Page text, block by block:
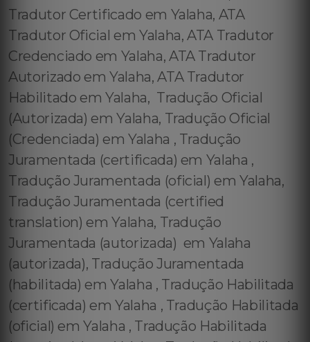
Tradutor Certificado em Yalaha, ATA
Tradutor Oficial em Yalaha, ATA Tradutor
Credenciado em Yalaha, ATA Tradutor
Autorizado em Yalaha, ATA Tradutor
Habilitado em Yalaha, Tradução Oficial
(Autorizada) em Yalaha, Tradução Oficial
(Credenciada) em Yalaha , Tradução
Juramentada (certificada) em Yalaha ,
Tradução Juramentada (oficial) em Yalaha,
Tradução Juramentada (certified
translation) em Yalaha, Tradução
Juramentada (autorizada) em Yalaha
(autorizada), Tradução Juramentada
(habilitada) em Yalaha , Tradução Habilitada
(certificada) em Yalaha , Tradução Habilitada
(oficial) em Yalaha , Tradução Habilitada